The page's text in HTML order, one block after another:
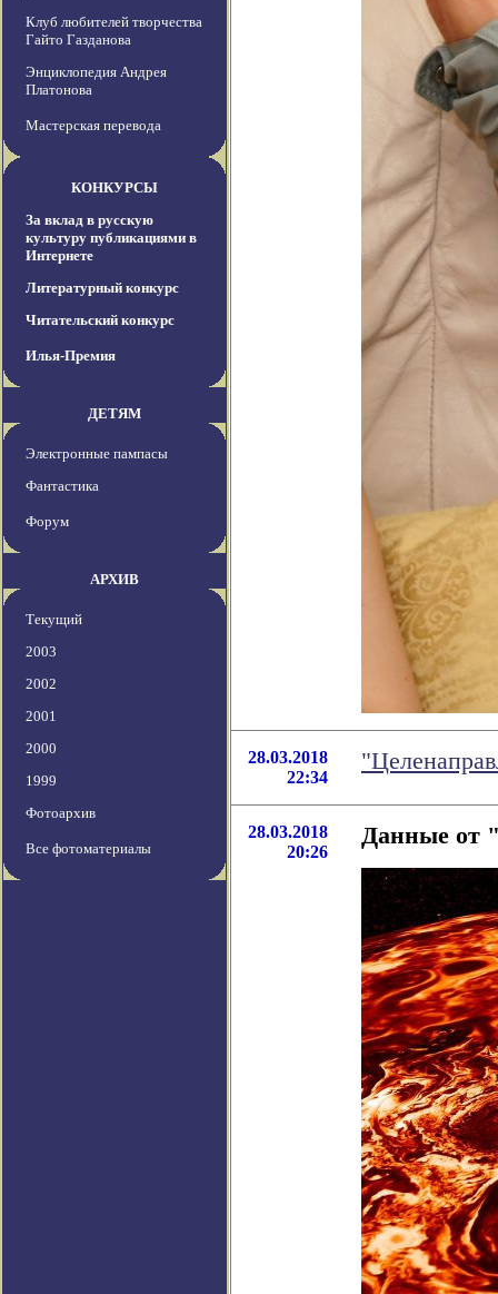
Клуб любителей творчества
Гайто Газданова
Энциклопедия Андрея
Платонова
Мастерская перевода
КОНКУРСЫ
За вклад в русскую
культуру публикациями в
Интернете
Литературный конкурс
Читательский конкурс
Илья-Премия
ДЕТЯМ
Электронные пампасы
Фантастика
Форум
АРХИВ
Текущий
2003
2002
2001
2000
1999
Фотоархив
Все фотоматериалы
28.03.2018
22:34
28.03.2018
20:26
Данные от